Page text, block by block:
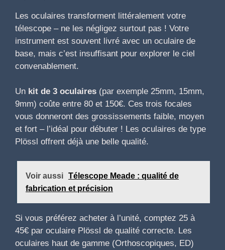
Les oculaires transforment littéralement votre
télescope – ne les négligez surtout pas ! Votre
instrument est souvent livré avec un oculaire de
base, mais c’est insuffisant pour explorer le ciel
convenablement.
Un kit de 3 oculaires (par exemple 25mm, 15mm,
9mm) coûte entre 80 et 150€. Ces trois focales
vous donneront des grossissements faible, moyen
et fort – l’idéal pour débuter ! Les oculaires de type
Plössl offrent déjà une belle qualité.
Voir aussi Télescope Meade : qualité de
fabrication et précision
Si vous préférez acheter à l’unité, comptez 25 à
45€ par oculaire Plössl de qualité correcte. Les
oculaires haut de gamme (Orthoscopiques, ED)